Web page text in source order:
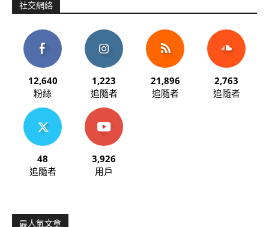
社交網絡
12,640
粉絲
1,223
追隨者
21,896
追隨者
2,763
追隨者
48
追隨者
3,926
用戶
最人氣文章